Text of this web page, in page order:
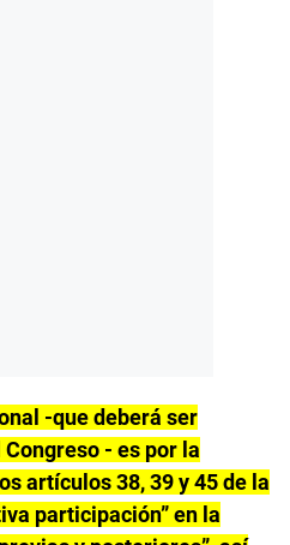
-que deberá ser
- es por la
artículos 38, 39 y 45 de la
participación” en la